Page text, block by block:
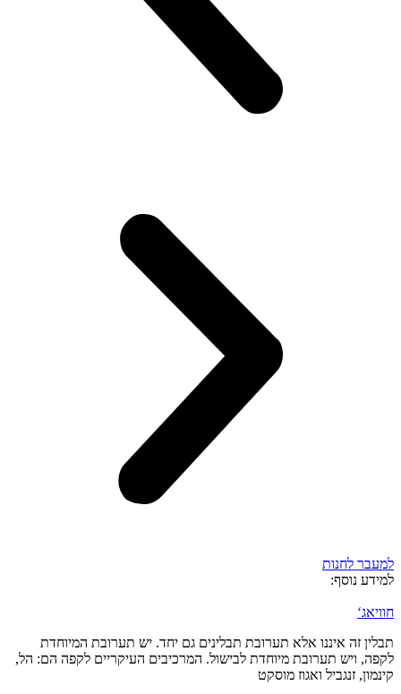
למעבר לחנות
למידע נוסף:
חוויאג‘
תבלין זה איננו אלא תערובת תבלינים גם יחד. יש תערובת המיוחדת
לקפה, ויש תערובת מיוחדת לבישול. המרכיבים העיקריים לקפה הם: הל,
קינמון, זנגביל ואגוז מוסקט